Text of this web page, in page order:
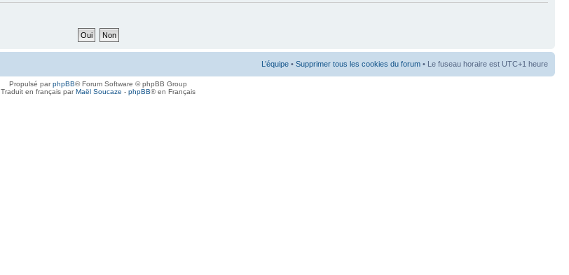
L’équipe • Supprimer tous les cookies du forum • Le fuseau horaire est UTC+1 heure
Propulsé parphpBB® Forum Software © phpBB Group
Traduit en français parMaël Soucaze - phpBB® en Français